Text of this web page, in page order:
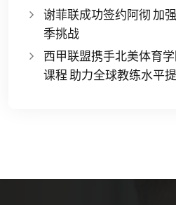
谢菲联成功签约阿彻 加
季挑战
西甲联盟携手北美体育
课程 助力全球教练水平